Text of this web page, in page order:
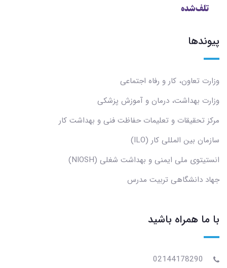
تلف‌شده
پیوندها
وزارت تعاون، کار و رفاه اجتماعی
وزارت بهداشت، درمان و آموزش پزشکی
مرکز تحقیقات و تعلیمات حفاظت فنی و بهداشت کار
سازمان بین المللی کار (ILO)
انستیتوی ملی ایمنی و بهداشت شغلی (NIOSH)
جهاد دانشگاهی تربیت مدرس
با ما همراه باشید
02144178290